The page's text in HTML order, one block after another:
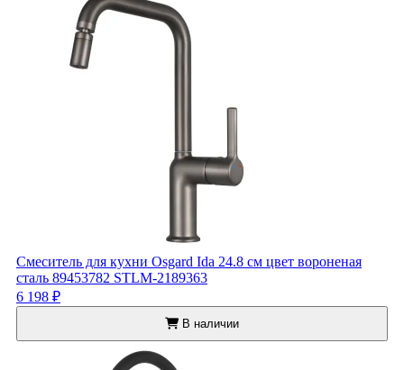
Смеситель для кухни Osgard Ida 24.8 см цвет вороненая
сталь 89453782 STLM-2189363
6 198 ₽
В наличии